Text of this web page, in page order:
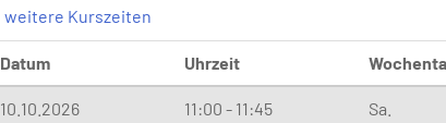
weitere Kurszeiten
Datum Uhrzeit
10.10.2026 11:00 - 11:45 Sa.